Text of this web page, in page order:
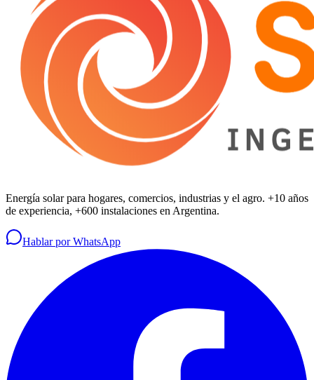
Energía solar para hogares, comercios, industrias y el agro. +10 años
de experiencia, +600 instalaciones en Argentina.
Hablar por WhatsApp